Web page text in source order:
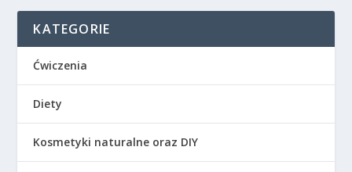
KATEGORIE
Ćwiczenia
Diety
Kosmetyki naturalne oraz DIY